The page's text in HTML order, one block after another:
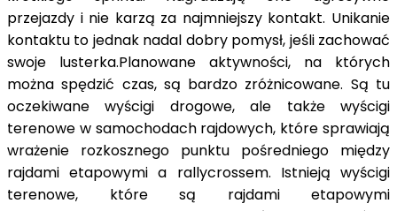
przejazdy i nie karzą za najmniejszy kontakt. Unikanie
kontaktu to jednak nadal dobry pomysł, jeśli zachować
swoje lusterka.Planowane aktywności, na których
można spędzić czas, są bardzo zróżnicowane. Są tu
oczekiwane wyścigi drogowe, ale także wyścigi
terenowe w samochodach rajdowych, które sprawiają
wrażenie rozkosznego punktu pośredniego między
rajdami etapowymi a rallycrossem. Istnieją wyścigi
terenowe, które są rajdami etapowymi